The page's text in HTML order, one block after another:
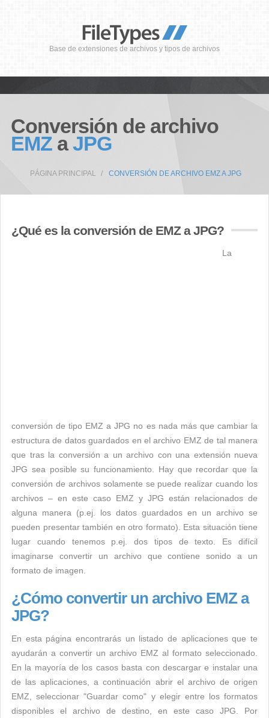
Base de extensiones de archivos y tipos de archivos
Conversión de archivo
EMZ aJPG
PÁGINA PRINCIPAL CONVERSIÓN DE ARCHIVO EMZ A JPG
¿Qué es la conversión de EMZ a JPG?
La
conversión de tipo EMZ a JPG no es nada más que cambiar la
estructura de datos guardados en el archivo EMZ de tal manera
que tras la conversión a un archivo con una extensión nueva
JPG sea posible su funcionamiento. Hay que recordar que la
conversión de archivos solamente se puede realizar cuando los
archivos – en este caso EMZ y JPG están relacionados de
alguna manera (p.ej. los datos guardados en un archivo se
pueden presentar también en otro formato). Esta situación tiene
lugar cuando tenemos p.ej. dos tipos de texto. Es difícil
imaginarse convertir un archivo que contiene sonido a un
formato de imagen.
¿Cómo convertir un archivo EMZ a
JPG?
En esta página encontrarás un listado de aplicaciones que te
ayudarán a convertir un archivo EMZ al formato seleccionado.
En la mayoría de los casos basta con descargar e instalar una
de las aplicaciones, a continuación abrir el archivo de origen
EMZ, seleccionar "Guardar como" y elegir entre los formatos
disponibles el archivo de destino, en este caso JPG. Por